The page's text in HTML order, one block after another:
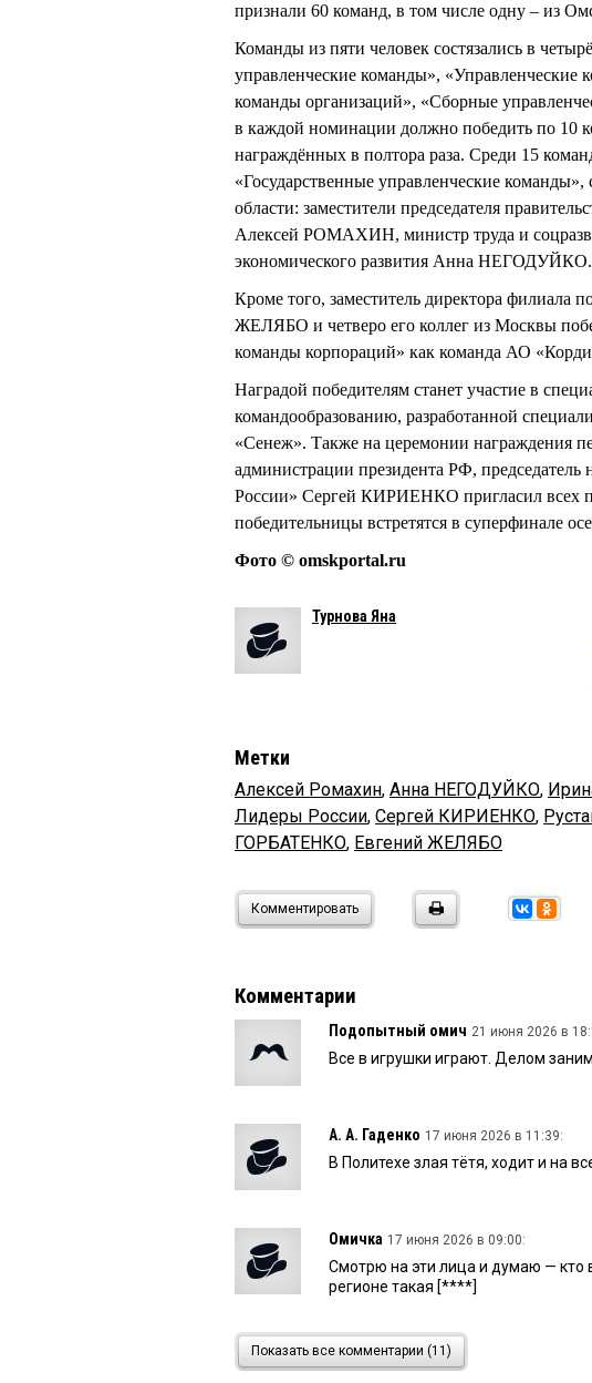
признали 60 команд, в том числе одну – из
Команды из пяти человек состязались в
управленческие команды», «Управленческие
команды организаций», «Сборные
в каждой номинации должно победить по 10
награждённых в полтора раза. Среди 15
«Государственные управленческие
области: заместители председателя
Алексей РОМАХИН, министр труда и
экономического развития Анна НЕГОДУЙКО.
Кроме того, заместитель директора
ЖЕЛЯБО и четверо его коллег из Москвы
команды корпораций» как команда АО
Наградой победителям станет участие в
командообразованию, разработанной
«Сенеж». Также на церемонии награждения
администрации президента РФ, председатель
России» Сергей КИРИЕНКО пригласил всех
победительницы встретятся в суперфинале
Фото © omskportal.ru
Турнова Яна
Метки
Алексей Ромахин, Анна НЕГОДУЙКО,
Лидеры России, Сергей КИРИЕНКО,
ГОРБАТЕНКО, Евгений ЖЕЛЯБО
Комментировать
Комментарии
Подопытный омич 21 июня 2026 в
Все в игрушки играют. Делом
А. А. Гаденко 17 июня 2026 в 11:39:
В Политехе злая тëтя, ходит и на
Омичка 17 июня 2026 в 09:00:
Смотрю на эти лица и думаю — кто
регионе такая [****]
Анна 17 июня 2026 в 08:57:
Цирк!!! Лидеры блин. Область
Показать все комментарии (11)